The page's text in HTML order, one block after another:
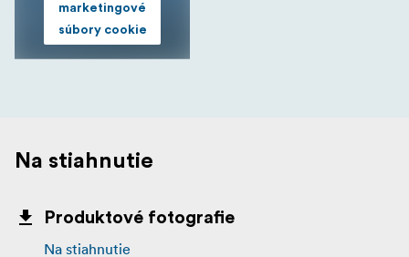
marketingové
súbory cookie
Na stiahnutie
Produktové fotografie
Na stiahnutie